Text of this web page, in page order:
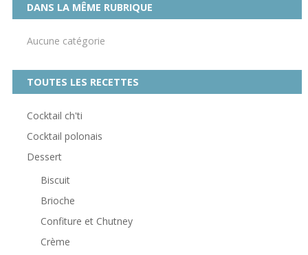
DANS LA MÊME RUBRIQUE
Aucune catégorie
TOUTES LES RECETTES
Cocktail ch'ti
Cocktail polonais
Dessert
Biscuit
Brioche
Confiture et Chutney
Crème